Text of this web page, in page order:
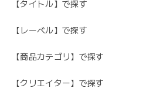
【タイトル】で探す
【レーベル】で探す
【商品カテゴリ】で探す
【クリエイター】で探す